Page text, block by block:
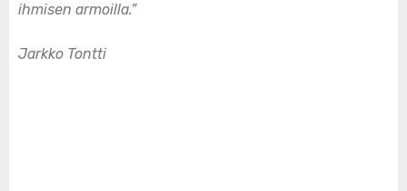
ihmisen armoilla.”
Jarkko Tontti